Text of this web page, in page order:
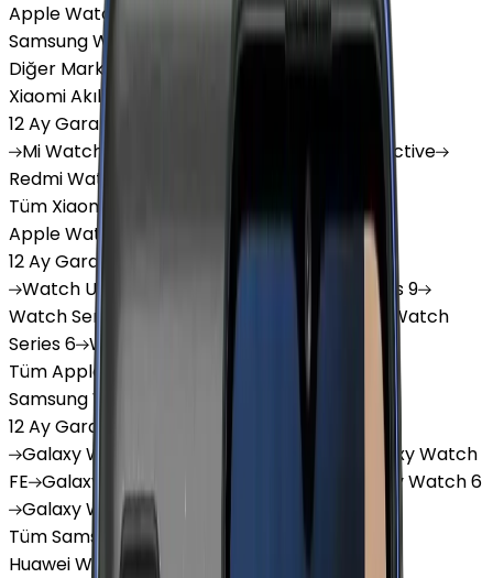
Apple Watch
Samsung Watch
Diğer Markalar
Xiaomi Akıllı Saat
12 Ay Garanti
MiWatch
Watch 3 Active
RedmiWatch 5 Lite
Tüm Xiaomi Akıllı Saat'lar
Apple Watch
12 Ay Garanti
Watch Ultra Watch
Series 9
WatchSeries 8 Series 7 Watch
Watch
Series 6 Watch
Tüm Apple Watch'lar
Samsung Watch
12 Ay Garanti
GalaxyWatch 7 GalaxyWatch
FE Galaxy GalaxyWatch 6
GalaxyWatch8
Tüm Samsung Watch'lar
Huawei Watch